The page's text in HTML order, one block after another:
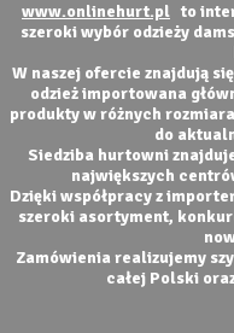
www.onlinehurt.pl to
szeroki wybór odzieży
W naszej ofercie znajdują
odzież importowana
produkty w różnych
do
Siedziba hurtowni
największych
Dzięki współpracy z
szeroki asortyment,
Zamówienia realizujemy
całej Polski